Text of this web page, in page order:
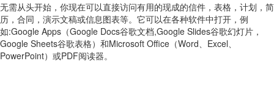
无需从头开始，你现在可以直接访问有用的现成的信件，表格，计划，简
历，合同，演示文稿或信息图表等。它可以在各种软件中打开，例
如:Google Apps（Google Docs谷歌文档,Google Slides谷歌幻灯片，
Google Sheets谷歌表格）和Microsoft Office（Word、Excel、
PowerPoint）或PDF阅读器。